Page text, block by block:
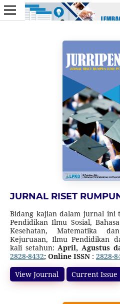
JURNAL RISET
Bidang kajian dalam jurnal ini
Pendidikan Ilmu Sosial,
Kesehatan, Matematika
Kejuruaan, Ilmu Pendidikan
kali setahun:April, Agustus
2828-8432; Online ISSN : 2828-
Jurnal ini terakreditasi
Pendidikan Tinggi,
10/C/C3/DT.05.00/2025tanggal
View Journal Current Issue